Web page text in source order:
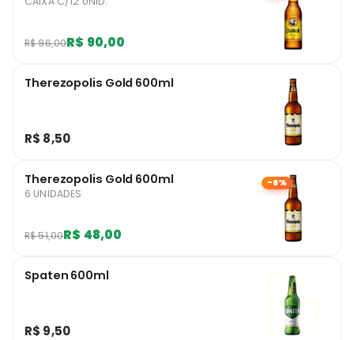
R$ 96,00R$ 90,00
Therezopolis Gold 600ml
R$ 8,50
Therezopolis Gold 600ml
6 UNIDADES
R$ 51,00R$ 48,00
-6%
Spaten 600ml
R$ 9,50